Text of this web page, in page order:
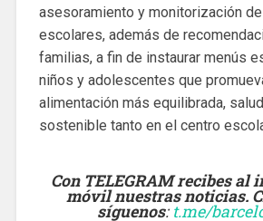
asesoramiento y monitorización
escolares, además de
familias, a fin de instaurar menús
niños y adolescentes que
alimentación más equilibrada,
sostenible tanto en el centro
Con TELEGRAM recibes al
móvil nuestras noticias.
síguenos: t.me/